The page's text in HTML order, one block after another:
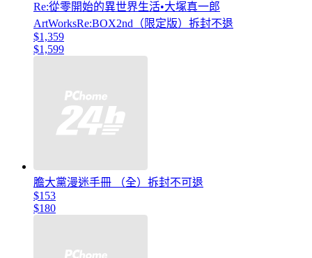
Re:從零開始的異世界生活•大塚真一郎
ArtWorksRe:BOX2nd（限定版）拆封不退
$1,359
$1,599
膽大黨漫迷手冊 （全）拆封不可退
$153
$180